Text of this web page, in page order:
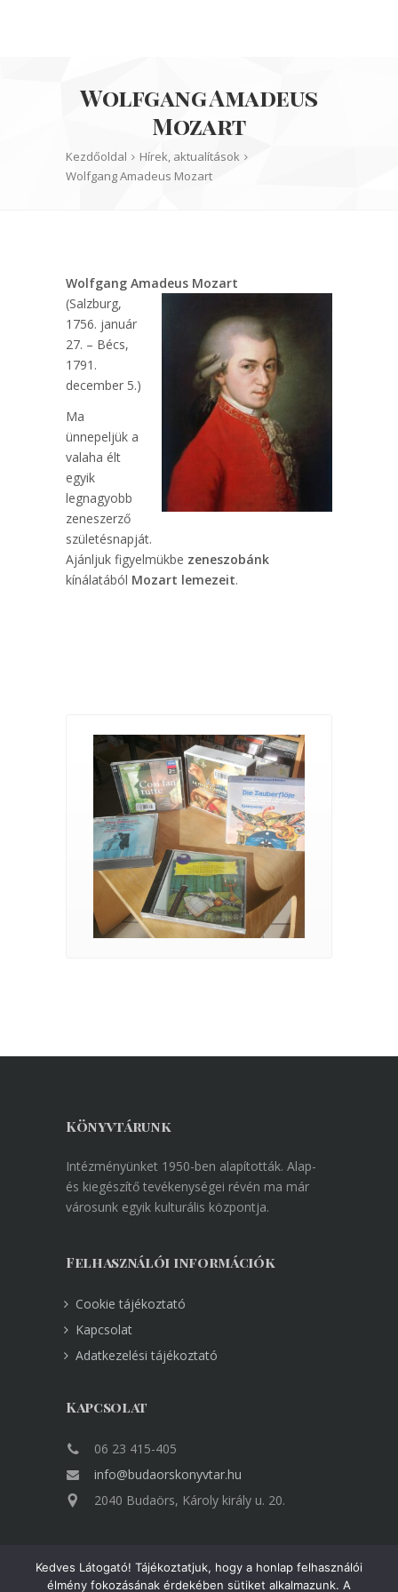
Wolfgang Amadeus
Mozart
Kezdőoldal
Hírek, aktualítások
Wolfgang Amadeus Mozart
Wolfgang Amadeus Mozart
(Salzburg,
1756. január
27. – Bécs,
1791.
december 5.)
Ma
ünnepeljük a
valaha élt
egyik
legnagyobb
zeneszerző
születésnapját.
Ajánljuk figyelmükbe zeneszobánk
kínálatából Mozart lemezeit.
Könyvtárunk
Intézményünket 1950-ben alapították. Alap-
és kiegészítő tevékenységei révén ma már
városunk egyik kulturális központja.
Felhasználói információk
Cookie tájékoztató
Kapcsolat
Adatkezelési tájékoztató
Kapcsolat
06 23 415-405
info@budaorskonyvtar.hu
2040 Budaörs, Károly király u. 20.
Kedves Látogató! Tájékoztatjuk, hogy a honlap felhasználói
élmény fokozásának érdekében sütiket alkalmazunk. A